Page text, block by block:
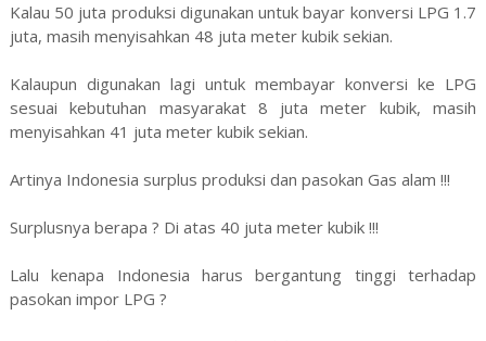
Kalau 50 juta produksi digunakan untuk bayar konversi LPG 1.7
juta, masih menyisahkan 48 juta meter kubik sekian.
Kalaupun digunakan lagi untuk membayar konversi ke LPG
sesuai kebutuhan masyarakat 8 juta meter kubik, masih
menyisahkan 41 juta meter kubik sekian.
Artinya Indonesia surplus produksi dan pasokan Gas alam !!!
Surplusnya berapa ? Di atas 40 juta meter kubik !!!
Lalu kenapa Indonesia harus bergantung tinggi terhadap
pasokan impor LPG ?